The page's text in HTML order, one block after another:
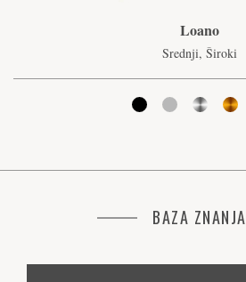
Loano
Srednji, Široki
BAZA ZNANJA